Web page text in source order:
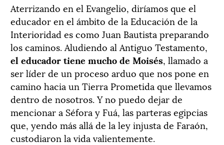
Aterrizando en el Evangelio, diríamos que el
educador en el ámbito de la Educación de la
Interioridad es como Juan Bautista preparando
los caminos. Aludiendo al Antiguo Testamento,
el educador tiene mucho de Moisés, llamado a
ser líder de un proceso arduo que nos pone en
camino hacia un Tierra Prometida que llevamos
dentro de nosotros. Y no puedo dejar de
mencionar a Séfora y Fuá, las parteras egipcias
que, yendo más allá de la ley injusta de Faraón,
custodiaron la vida valientemente.